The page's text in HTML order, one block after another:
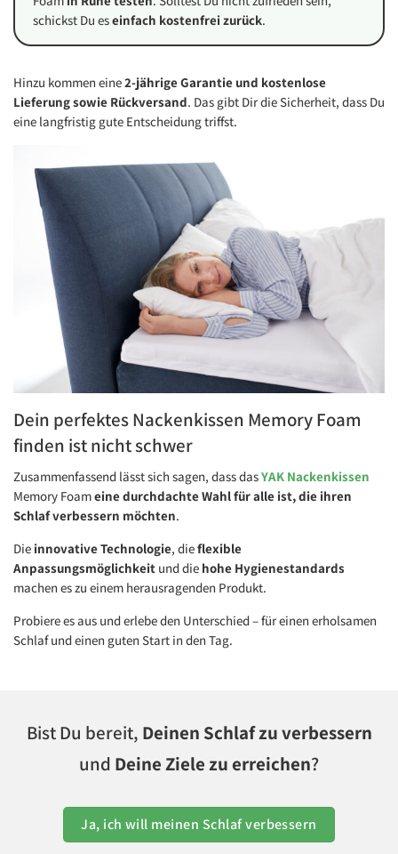
schickst Du eseinfach kostenfrei zurück.
Hinzu kommen eine2-jährige Garantie und kostenlose
Lieferung sowie Rückversand. Das gibt Dir die Sicherheit, dass Du
eine langfristig gute Entscheidung triffst.
Dein perfektes Nackenkissen Memory Foam
finden ist nicht schwer
Zusammenfassend lässt sich sagen, dass dasYAK Nackenkissen
Memory Foameine durchdachte Wahl für alle ist, die ihren
Schlaf verbessern möchten.
Die innovative Technologie, dieflexible
Anpassungsmöglichkeit und die hohe Hygienestandards
machen es zu einem herausragenden Produkt.
Probiere es aus und erlebe den Unterschied – für einen erholsamen
Schlaf und einen guten Start in den Tag.
Bist Du bereit, Deinen Schlaf zu verbessern
und Deine Ziele zu erreichen?
Ja, ich will meinen Schlaf verbessern